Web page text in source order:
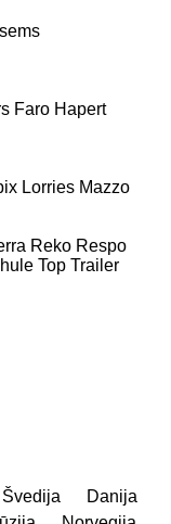
Faro Hapert
Lorries Mazzo
Reko Respo
Top Trailer
Švedija
Danija